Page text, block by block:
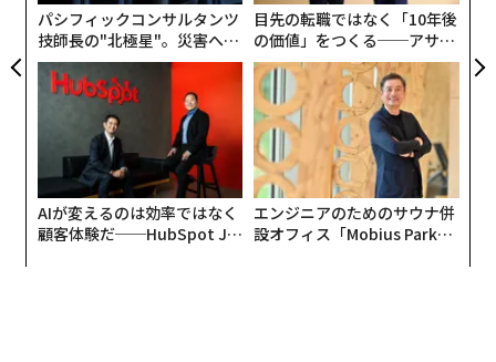
パシフィックコンサルタンツ
技師長の"北極星"。災害への
無力感を乗り越え見つけた、
防災一筋20年の答え
目先の転職ではなく「10年後
の価値」をつくる──アサイ
ンの長期伴走型支援とは
AIが変えるのは効率ではなく
顧客体験だ──HubSpot Ja
エンジニアのためのサウナ併
設オフィス「Mobius Park」